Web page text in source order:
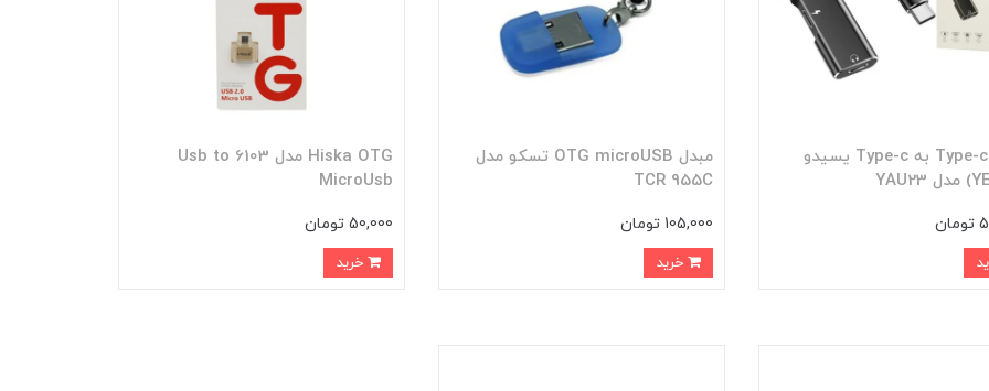
تبدیل Type-c به Type-c یسیدو
مبدل OTG microUSB تسکو مدل
TCR 955C
105,000 تومان
خرید
Hiska OTG مدل 6103 Usb to
MicroUsb
50,000 تومان
خرید